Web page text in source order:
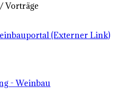
Vorträge
(Externer Link)
- Weinbau